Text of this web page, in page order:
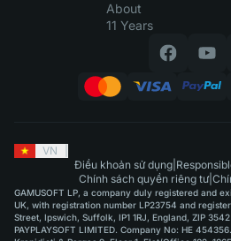
About
11 Years
VN
Điều khoản sử dụng|
Chính sách quyền riêng tư|
GAMUSOFT LP, a company duly registered and
UK, with registration number LP23754 and
Street, Ipswich, Suffolk, IP1 1RJ, England, ZIP 3542
PAYPLAYSOFT LIMITED. Company No: HE